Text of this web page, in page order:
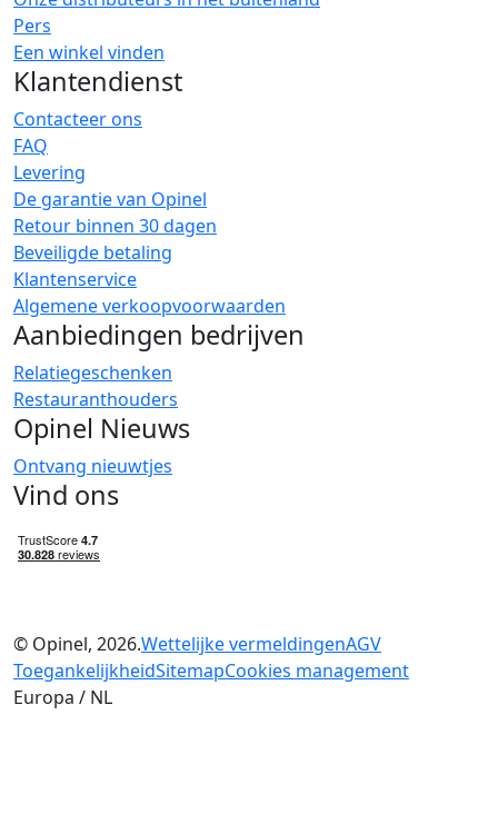
Pers
Een winkel vinden
Klantendienst
Contacteer ons
FAQ
Levering
De garantie van Opinel
Retour binnen 30 dagen
Beveiligde betaling
Klantenservice
Algemene verkoopvoorwaarden
Aanbiedingen bedrijven
Relatiegeschenken
Restauranthouders
Opinel Nieuws
Ontvang nieuwtjes
Vind ons
© Opinel, 2026.Wettelijke vermeldingenAGV
ToegankelijkheidSitemapCookies management
Europa / NL